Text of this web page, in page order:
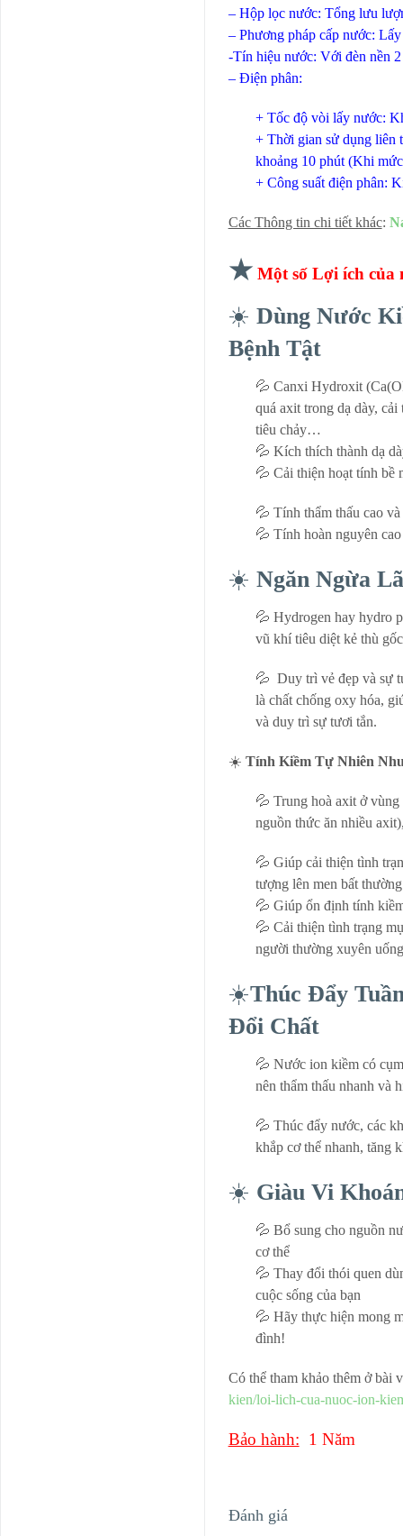
– Hộp lọc nước: Tổng lưu
– Phương pháp cấp nước:
-Tín hiệu nước: Với đèn nền 2
– Điện phân:
+ Tốc độ vòi lấy nước:
+ Thời gian sử dụng liên
khoảng 10 phút (Khi
+ Công suất điện phân:
Các Thông tin chi tiết khác:
★Một số Lợi ích của
☀️ Dùng Nước
Bệnh Tật
💦 Canxi Hydroxit
quá axit trong dạ dày,
tiêu chảy…
💦 Kích thích thành dạ
💦 Cải thiện hoạt tính bề
💦 Tính thẩm thấu cao
💦 Tính hoàn nguyên
☀️ Ngăn Ngừa
💦 Hydrogen hay hydro
vũ khí tiêu diệt kẻ thù
💦 Duy trì vẻ đẹp và sự
là chất chống oxy hóa,
và duy trì sự tươi tắn.
☀️ Tính Kiềm Tự Nhiên
💦 Trung hoà axit ở
nguồn thức ăn nhiều
💦 Giúp cải thiện tình
tượng lên men bất
💦 Giúp ổn định tính
💦 Cải thiện tình trạng
người thường xuyên
☀️Thúc Đẩy
Đổi Chất
💦 Nước ion kiềm có
nên thẩm thấu nhanh và
💦 Thúc đẩy nước, các
khắp cơ thể nhanh, tăng
☀️ Giàu Vi
💦 Bổ sung cho nguồn
cơ thể
💦 Thay đổi thói quen
cuộc sống của bạn
💦 Hãy thực hiện mong
đình!
Có thể tham khảo thêm ở bài
kien/loi-lich-cua-nuoc-ion-
Bảo hành: 1 Năm
Đánh giá